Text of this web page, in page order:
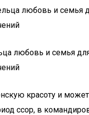
любовь и семья
красоту и
ссор, в